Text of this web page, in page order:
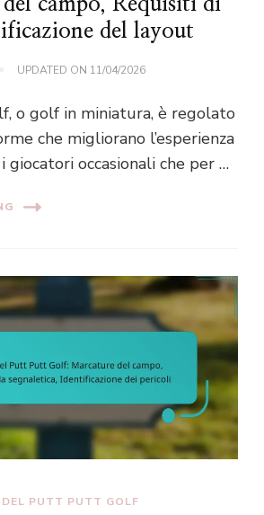
del layout
UPDATED ON 11/04/2026
o golf in miniatura, è regolato
che migliorano l’esperienza
giocatori occasionali che per …
DEL PUTT PUTT GOLF